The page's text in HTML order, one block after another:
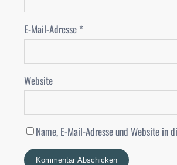
E-Mail-Adresse *
Website
Name, E-Mail-Adresse und Website in